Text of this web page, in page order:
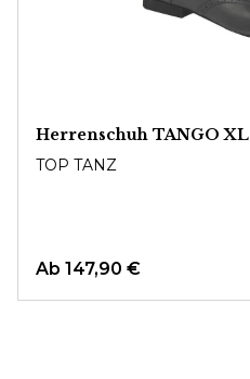
Herrenschuh TANGO XL
TOP TANZ
Ab 147,90 €